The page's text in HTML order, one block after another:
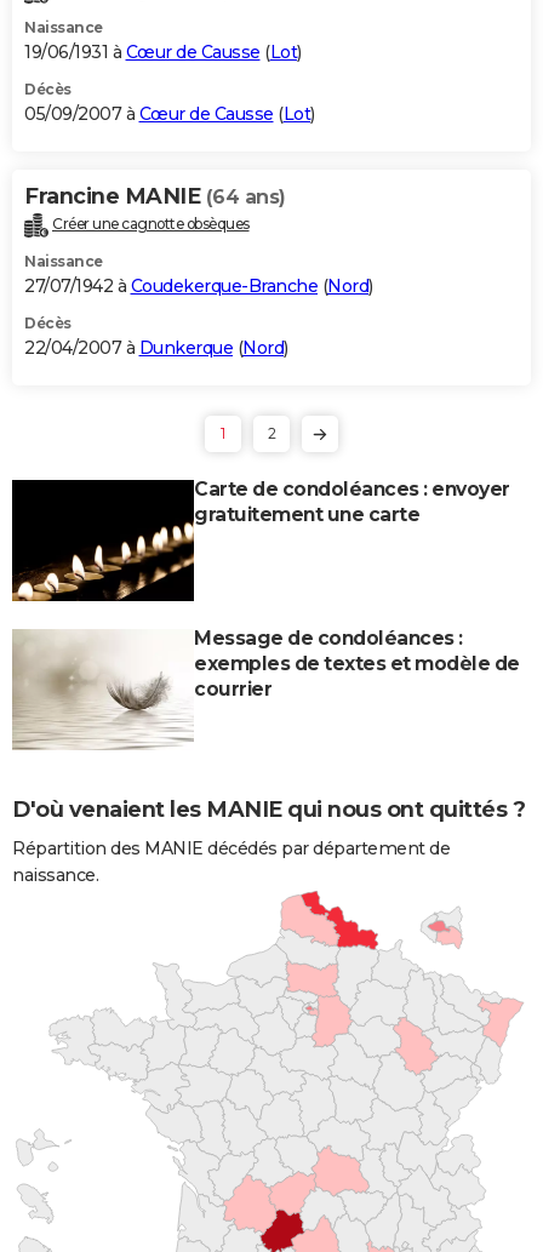
Naissance
19/06/1931 à Cœur de Causse (Lot)
Décès
05/09/2007 à Cœur de Causse (Lot)
Francine MANIE (64 ans)
Créer une cagnotte obsèques
Naissance
27/07/1942 à Coudekerque-Branche (Nord)
Décès
22/04/2007 à Dunkerque (Nord)
1 2
Carte de condoléances : envoyer
gratuitement une carte
Message de condoléances :
exemples de textes et modèle de
courrier
D'où venaient les MANIE qui nous ont quittés ?
Répartition des MANIE décédés par département de
naissance.